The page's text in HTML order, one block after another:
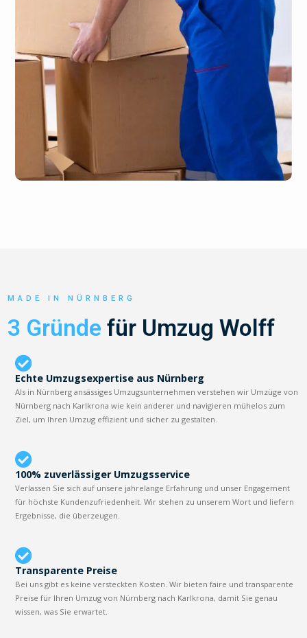
MADE IN NÜRNBERG
3 Gründe für Umzug Wolff
Echte Umzugsexpertise aus Nürnberg
Als in Nürnberg ansässiges Umzugsunternehmen verstehen wir Umzüge von
Nürnberg nach Karlkrona wie kein anderer und navigieren mühelos zum
Ziel, um Ihren Umzug effizient und sicher zu gestalten.
100% zuverlässiger Umzugsservice
Verlassen Sie sich auf unsere jahrelange Erfahrung und unser Engagement
für höchste Kundenzufriedenheit. Wir stehen zu unserem Wort und liefern
Ergebnisse, die überzeugen.
Transparente Preise
Bei uns gibt es keine versteckten Kosten. Wir bieten faire und transparente
Preise für Ihren Umzug von Nürnberg nach Karlkrona, damit Sie genau
wissen, was Sie erwartet.